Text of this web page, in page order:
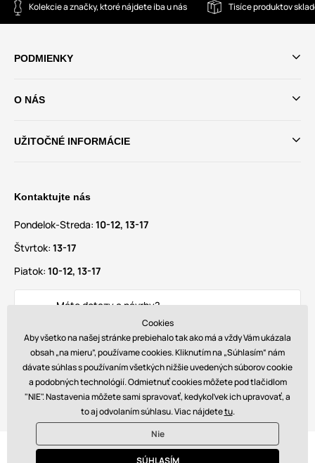
Kolekcie a značky, ktoré nájdete iba u nás Tisíce produktov
PODMIENKY
O NÁS
UŽITOČNÉ INFORMÁCIE
Kontaktujte nás
Pondelok-Streda: 10-12, 13-17
Štvrtok: 13-17
Piatok: 10-12, 13-17
Máte dotazy a návrhy?
info@glamadise.sk
Nájdete nás tiež na
© 2026 www.glamadise.sk. Technicky zaisťujeSimplia s.r.o.
Cookies
Aby všetko na našej stránke prebiehalo tak ako má a vždy Vám ukázala
obsah „na mieru”, používame cookies. Kliknutím na „Súhlasím“ nám
dávate súhlas s používaním všetkých nižšie uvedených súborov cookie
a podobných technológií. Odmietnuť cookies môžete pod tlačidlom
"NIE". Nastavenia môžete sami spravovať, kedykoľvek ich upravovať, a
to aj odvolaním súhlasu. Viac nájdetetu.
Nie
SÚHLASÍM